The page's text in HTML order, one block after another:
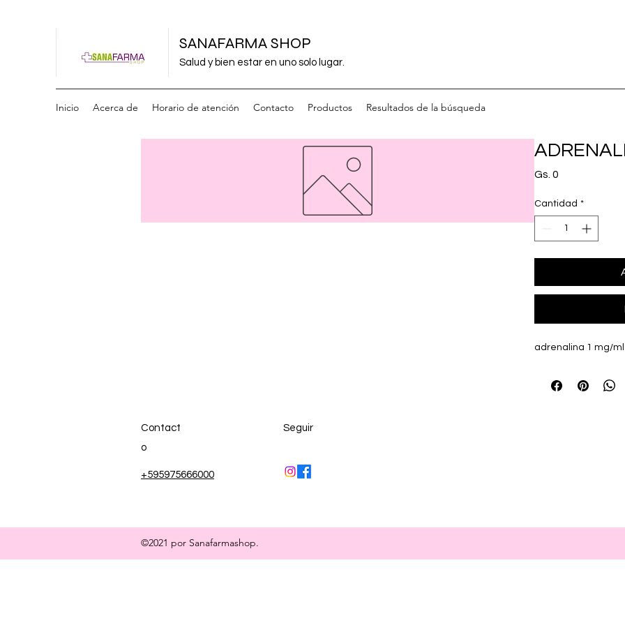
SANAFARMA SHOP
Salud y bien estar en uno solo lugar.
Inicio Acerca de Horario de atención Contacto Productos Resultados de la búsqueda
Gs. 0
Cantidad *
adrenalina 1 mg/
Contact
o
+595975666000
Seguir
©2021 por Sanafarmashop.